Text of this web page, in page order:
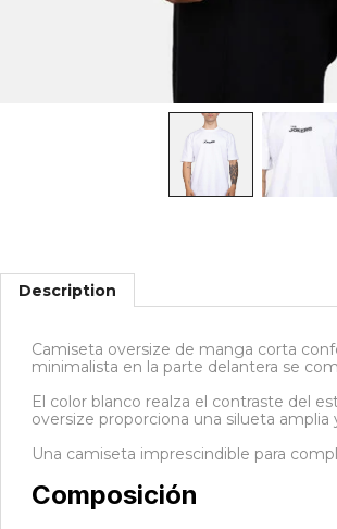
Description
Camiseta oversize de manga corta
minimalista en la parte delantera se
El color blanco realza el contraste del
oversize proporciona una silueta
Una camiseta imprescindible para
Composición